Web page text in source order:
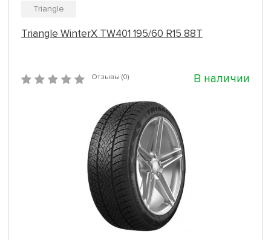
Triangle
Triangle WinterX TW401 195/60 R15 88T
Отзывы (0) В наличии